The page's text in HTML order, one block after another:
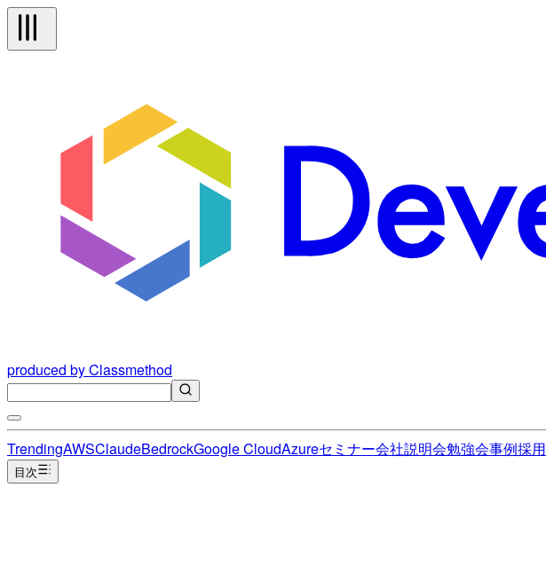
produced by Classmethod
TrendingAWSClaudeBedrockGoogle CloudAzureセミナー会社説明会勉強会事例採用
目次